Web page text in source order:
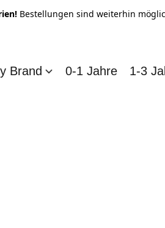
Bestellungen sind weiterhin
Brand 0-1 Jahre 1-3